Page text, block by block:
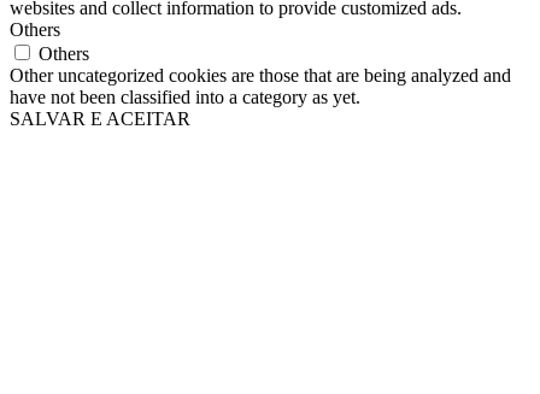
websites and collect information to provide customized ads.
Others
Others
Other uncategorized cookies are those that are being analyzed and
have not been classified into a category as yet.
SALVAR E ACEITAR